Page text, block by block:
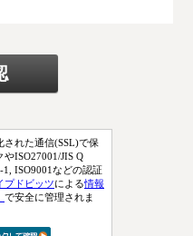
された通信(SSL)で保
ISO27001/JIS Q
1, ISO9001などの認証
プドビッツによる情報
で安全に管理されま